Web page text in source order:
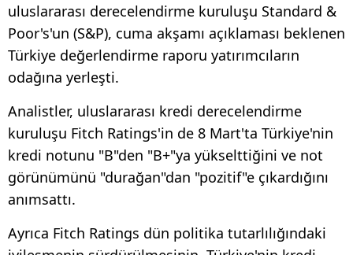
uluslararası derecelendirme kuruluşu Standard &
Poor's'un (S&P), cuma akşamı açıklaması beklenen
Türkiye değerlendirme raporu yatırımcıların
odağına yerleşti.
Analistler, uluslararası kredi derecelendirme
kuruluşu Fitch Ratings'in de 8 Mart'ta Türkiye'nin
kredi notunu "B"den "B+"ya yükselttiğini ve not
görünümünü "durağan"dan "pozitif"e çıkardığını
anımsattı.
Ayrıca Fitch Ratings dün politika tutarlılığındaki